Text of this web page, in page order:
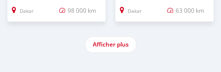
Dakar 98 000 km Dakar 63 000 km
Afficher plus